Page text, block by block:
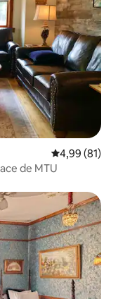
Évaluation
4,99 (81)
de MTU